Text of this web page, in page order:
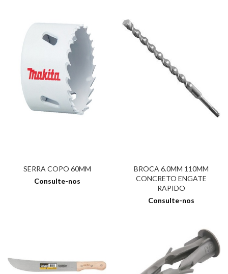
SERRA COPO 60MM
Consulte-nos
BROCA 6.0MM 110MM
CONCRETO ENGATE
RAPIDO
Consulte-nos